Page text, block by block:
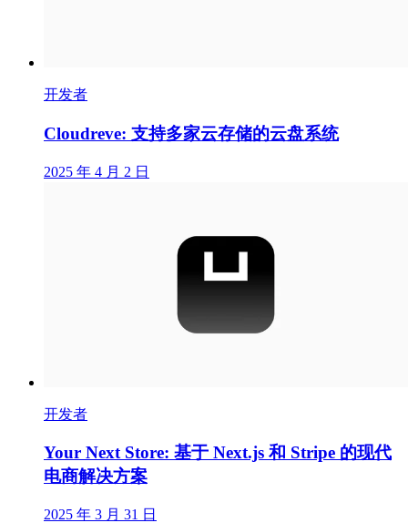
开发者
Cloudreve: 支持多家云存储的云盘系统
2025 年 4 月 2 日
开发者
Your Next Store: 基于 Next.js 和 Stripe 的现代
电商解决方案
2025 年 3 月 31 日